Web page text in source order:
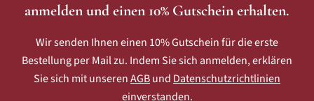
anmelden und einen 10% Gutschein erhalten.
Wir senden Ihnen einen 10% Gutschein für die erste
Bestellung per Mail zu. Indem Sie sich anmelden, erklären
Sie sich mit unserenAGBund Datenschutzrichtlinien
einverstanden.